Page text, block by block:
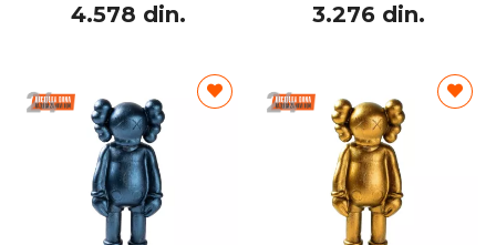
4.578 din. 3.276 din.